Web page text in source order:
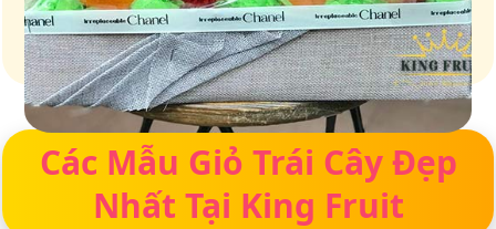
Giỏ quà – Tinh hoa từ trái cây tươi ngon
Các Mẫu Giỏ Trái Cây Đẹp
Nhất Tại King Fruit